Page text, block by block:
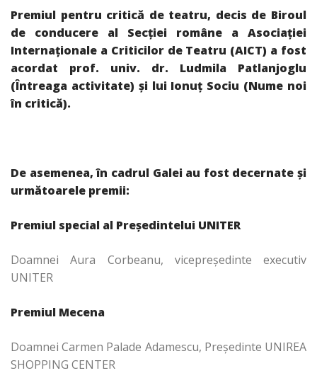
Premiul pentru critică de teatru, decis de Biroul
de conducere al Secţiei române a Asociaţiei
Internaţionale a Criticilor de Teatru (AICT) a fost
acordat prof. univ. dr. Ludmila Patlanjoglu
(Întreaga activitate) şi lui Ionuţ Sociu (Nume noi
în critică).
De asemenea, în cadrul Galei au fost decernate şi
următoarele premii:
Premiul special al Preşedintelui UNITER
Doamnei Aura Corbeanu, vicepreşedinte executiv
UNITER
Premiul Mecena
Doamnei Carmen Palade Adamescu, Preşedinte UNIREA
SHOPPING CENTER